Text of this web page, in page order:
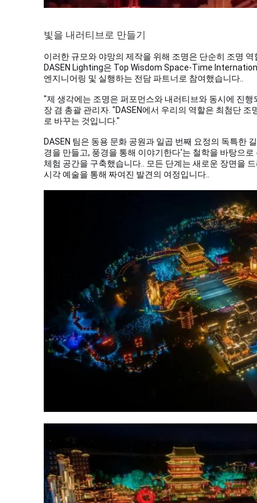
빛을 내러티브로 만들기
이러한 규모와 야망의 제작을 위해 조명은 단순히 조명
DASEN Lighting은 Top Wisdom Space-Time
엔지니어링 및 실행하는 전담 파트너로 참여했습니다.
"제 생각에는 조명은 퍼포먼스와 내러티브와 동시에 진
장 겸 총괄 관리자. "DASEN에서 우리의 역할은 최첨단
로 바꾸는 것입니다."
DASEN 팀은 동용 문화 공원과 일곱 번째 요정의 독특한
경을 만들고, 풍경을 통해 이야기한다'는 철학을 바탕으
체험 공간을 구축했습니다.
. 모든 단계는 새로운 장면을
시각 예술을 통해 짜여진 발견의 여정입니다.